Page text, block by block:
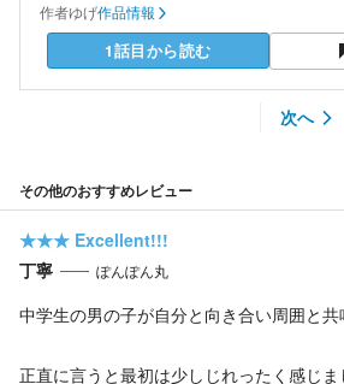
作者ゆげ作品情報
1話目から読む
次へ
その他のおすすめレビュー
★★★ Excellent!!!
丁寧
ぽんぽん丸
中学生の男の子が自分と向き合い周囲と共
正直に言うと最初は少しじれったく感じ